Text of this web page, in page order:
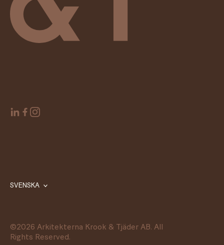
©2026 Arkitekterna Krook & Tjäder AB. All
Rights Reserved.
SVENSKA